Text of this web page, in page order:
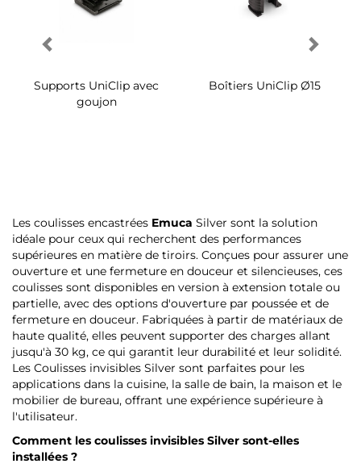
Supports UniClip avec
goujon
Boîtiers UniClip Ø15
Les coulisses encastrées Emuca Silver sont la solution
idéale pour ceux qui recherchent des performances
supérieures en matière de tiroirs. Conçues pour assurer une
ouverture et une fermeture en douceur et silencieuses, ces
coulisses sont disponibles en version à extension totale ou
partielle, avec des options d'ouverture par poussée et de
fermeture en douceur. Fabriquées à partir de matériaux de
haute qualité, elles peuvent supporter des charges allant
jusqu'à 30 kg, ce qui garantit leur durabilité et leur solidité.
Les Coulisses invisibles Silver sont parfaites pour les
applications dans la cuisine, la salle de bain, la maison et le
mobilier de bureau, offrant une expérience supérieure à
l'utilisateur.
Comment les coulisses invisibles Silver sont-elles
installées ?